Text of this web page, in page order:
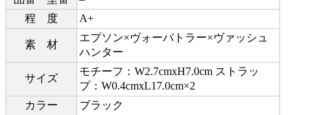
程 度
A+
素 材
エプソン×ヴォーバトラー×ヴァッシュ
ハンター
サイズ
モチーフ：W2.7cmxH7.0cm ストラッ
プ：W0.4cmxL17.0cm×2
カラー
ブラック